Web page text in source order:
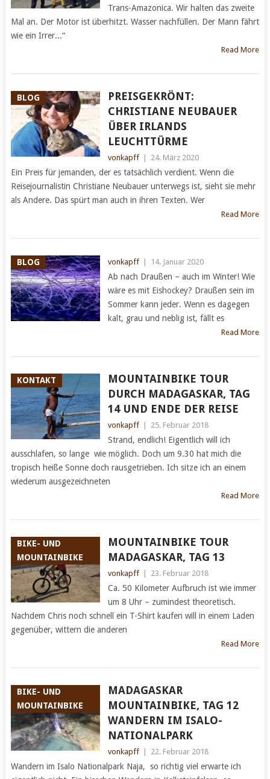
Trans-Amazonica. Wir halten das zweite
Mal an. Der Motor ist überhitzt. Wasser nachfüllen. Der Mann fährt
wie ein Irrer...“
Read More
BLOG
PREISGEKRÖNT:
CHRISTIANE NEUBAUER
ÜBER IRLANDS
LEUCHTTÜRME
vonkapff 24. März 2020
Ein Preis für jemanden, der es tatsächlich verdient. Wenn die
Reisejournalistin Christiane Neubauer unterwegs ist, sieht sie mehr
als Andere. Das spürt man auch in ihren Texten. Wer
Read More
BLOG vonkapff 14. Januar 2020
Ab nach Draußen – auch im Winter! Wie
wäre es mit Eishockey? Draußen sein im
Sommer kann jeder. Wenn es dagegen
kalt, grau und neblig ist, fällt es
Read More
KONTAKT
MOUNTAINBIKE TOUR
DURCH MADAGASKAR, TAG
14 UND ENDE DER REISE
vonkapff 25. Februar 2018
Strand, endlich! Eigentlich will ich
ausschlafen, so lange wie möglich. Doch um 9.30 hat mich die
tropisch heiße Sonne doch rausgetrieben. Ich sitze ich an einem
wiederum ausgezeichneten
Read More
BIKE- UND
MOUNTAINBIKE
MOUNTAINBIKE TOUR
MADAGASKAR, TAG 13
vonkapff 23. Februar 2018
Ca. 50 Kilometer Aufbruch ist wie immer
um 8 Uhr – zumindest theoretisch.
Nachdem Chris noch schnell ein T-Shirt kaufen will in einem Laden
gegenüber, wittern die anderen
Read More
BIKE- UND
MOUNTAINBIKE
MADAGASKAR
MOUNTAINBIKE, TAG 12
WANDERN IM ISALO-
NATIONALPARK
vonkapff 22. Februar 2018
Wandern im Isalo Nationalpark Naja, so richtig viel erwarte ich